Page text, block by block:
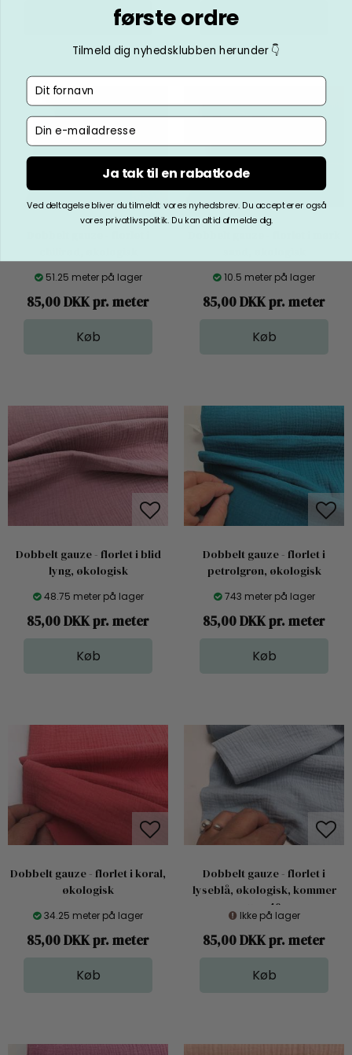
51.25 meter på lager
85,00 DKK pr. meter
10.5 meter på lager
85,00 DKK pr. meter
Dobbelt gauze - florlet i blid
lyng, økologisk
48.75 meter på lager
85,00 DKK pr. meter
Dobbelt gauze - florlet i
petrolgrøn, økologisk
743 meter på lager
85,00 DKK pr. meter
Dobbelt gauze - florlet i koral,
økologisk
34.25 meter på lager
85,00 DKK pr. meter
Dobbelt gauze - florlet i
lyseblå, økologisk, kommer
uge 40
Ikke på lager
85,00 DKK pr. meter
første ordre
Tilmeld dig nyhedsklubben herunder 👇
Fornavn
Email
Ja tak til en rabatkode
Ved deltagelse bliver du tilmeldt vores nyhedsbrev. Du accepterer også
vores privatlivspolitik. Du kan altid afmelde dig.